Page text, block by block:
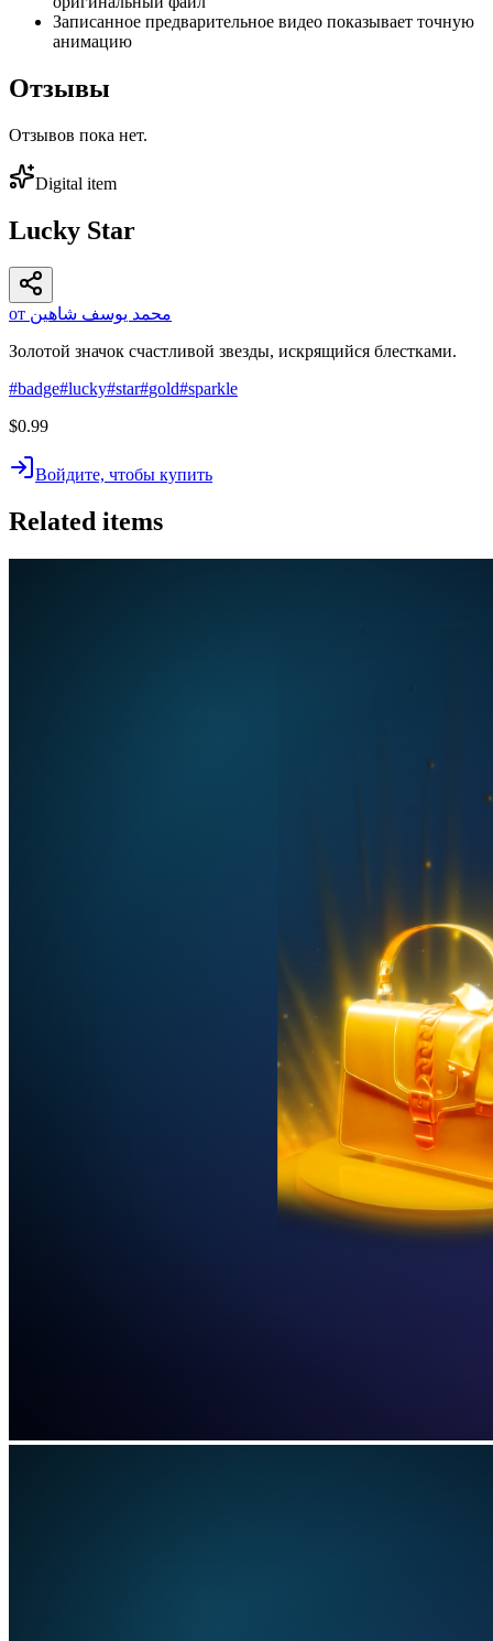
Записанное предварительное видео показывает точную
анимацию
Отзывы
Отзывов пока нет.
Digital item
Lucky Star
от محمد يوسف شاهين
Золотой значок счастливой звезды, искрящийся блестками.
#badge#lucky#star#gold#sparkle
$0.99
Войдите, чтобы купить
Related items